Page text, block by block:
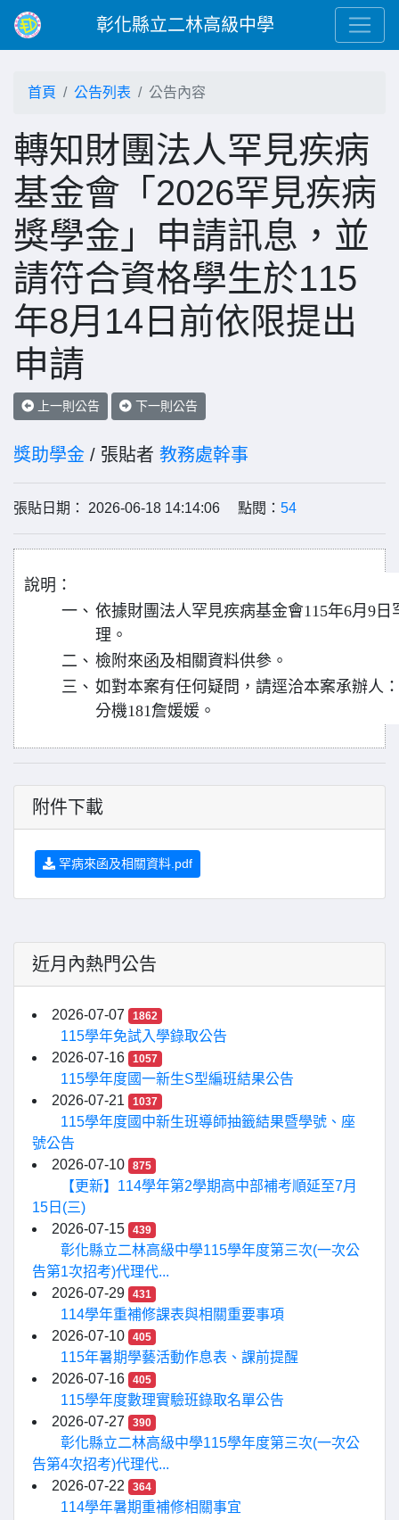
彰化縣立二林高級中學
首頁 公告列表 公告內容
轉知財團法人罕見疾病
基金會「2026罕見疾病
獎學金」申請訊息，並
請符合資格學生於115
年8月14日前依限提出
申請
上一則公告 下一則公告
獎助學金 / 張貼者 教務處幹事
張貼日期： 2026-06-18 14:14:06 點閱： 54
說明：
一、 依據財團法人罕見疾病基金會115年6月9日
理。
二、 檢附來函及相關資料供參。
三、 如對本案有任何疑問，請逕洽本案承辦人
分機181詹媛媛。
附件下載
罕病來函及相關資料.pdf
近月內熱門公告
2026-07-07 1862
115學年免試入學錄取公告
2026-07-16
1057
115學年度國一新生S型編班結果公告
2026-07-21
1037
115學年度國中新生班導師抽籤結果暨學號、座
號公告
2026-07-10
875
【更新】114學年第2學期高中部補考順延至7月
15日(三)
2026-07-15
439
彰化縣立二林高級中學115學年度第三次(一次公
告第1次招考)代理代...
2026-07-29
431
114學年重補修課表與相關重要事項
2026-07-10
405
115年暑期學藝活動作息表、課前提醒
2026-07-16
405
115學年度數理實驗班錄取名單公告
2026-07-27
390
彰化縣立二林高級中學115學年度第三次(一次公
告第4次招考)代理代...
2026-07-22
364
114學年暑期重補修相關事宜